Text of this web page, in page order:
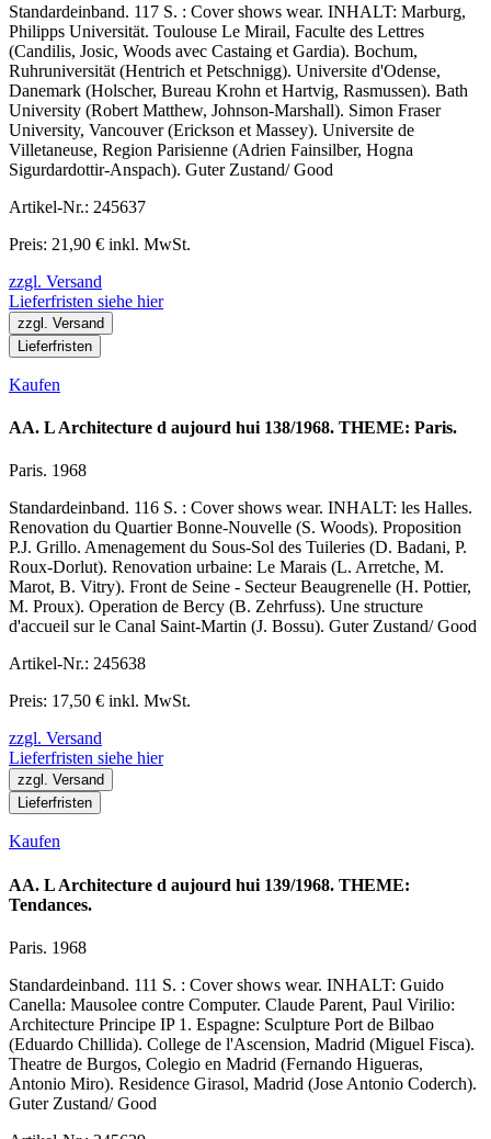
Standardeinband. 117 S. : Cover shows wear. INHALT: Marburg,
Philipps Universität. Toulouse Le Mirail, Faculte des Lettres
(Candilis, Josic, Woods avec Castaing et Gardia). Bochum,
Ruhruniversität (Hentrich et Petschnigg). Universite d'Odense,
Danemark (Holscher, Bureau Krohn et Hartvig, Rasmussen). Bath
University (Robert Matthew, Johnson-Marshall). Simon Fraser
University, Vancouver (Erickson et Massey). Universite de
Villetaneuse, Region Parisienne (Adrien Fainsilber, Hogna
Sigurdardottir-Anspach). Guter Zustand/ Good
Artikel-Nr.: 245637
Preis: 21,90 € inkl. MwSt.
zzgl. Versand
Lieferfristen siehe hier
zzgl. Versand
Lieferfristen
Kaufen
AA. L Architecture d aujourd hui 138/1968. THEME: Paris.
Paris. 1968
Standardeinband. 116 S. : Cover shows wear. INHALT: les Halles.
Renovation du Quartier Bonne-Nouvelle (S. Woods). Proposition
P.J. Grillo. Amenagement du Sous-Sol des Tuileries (D. Badani, P.
Roux-Dorlut). Renovation urbaine: Le Marais (L. Arretche, M.
Marot, B. Vitry). Front de Seine - Secteur Beaugrenelle (H. Pottier,
M. Proux). Operation de Bercy (B. Zehrfuss). Une structure
d'accueil sur le Canal Saint-Martin (J. Bossu). Guter Zustand/ Good
Artikel-Nr.: 245638
Preis: 17,50 € inkl. MwSt.
zzgl. Versand
Lieferfristen siehe hier
zzgl. Versand
Lieferfristen
Kaufen
AA. L Architecture d aujourd hui 139/1968. THEME:
Tendances.
Paris. 1968
Standardeinband. 111 S. : Cover shows wear. INHALT: Guido
Canella: Mausolee contre Computer. Claude Parent, Paul Virilio:
Architecture Principe IP 1. Espagne: Sculpture Port de Bilbao
(Eduardo Chillida). College de l'Ascension, Madrid (Miguel Fisca).
Theatre de Burgos, Colegio en Madrid (Fernando Higueras,
Antonio Miro). Residence Girasol, Madrid (Jose Antonio Coderch).
Guter Zustand/ Good